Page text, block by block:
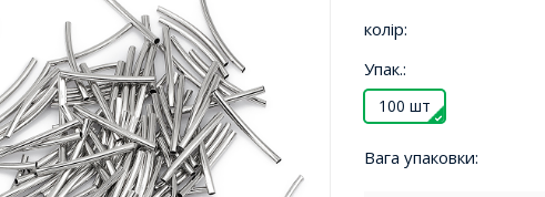
колір:
Упак.:
100 шт
Вага упаковки: